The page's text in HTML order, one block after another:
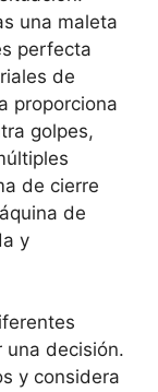
una maleta
perfecta
de
proporciona
golpes,
de cierre
de
y
una decisión.
y considera